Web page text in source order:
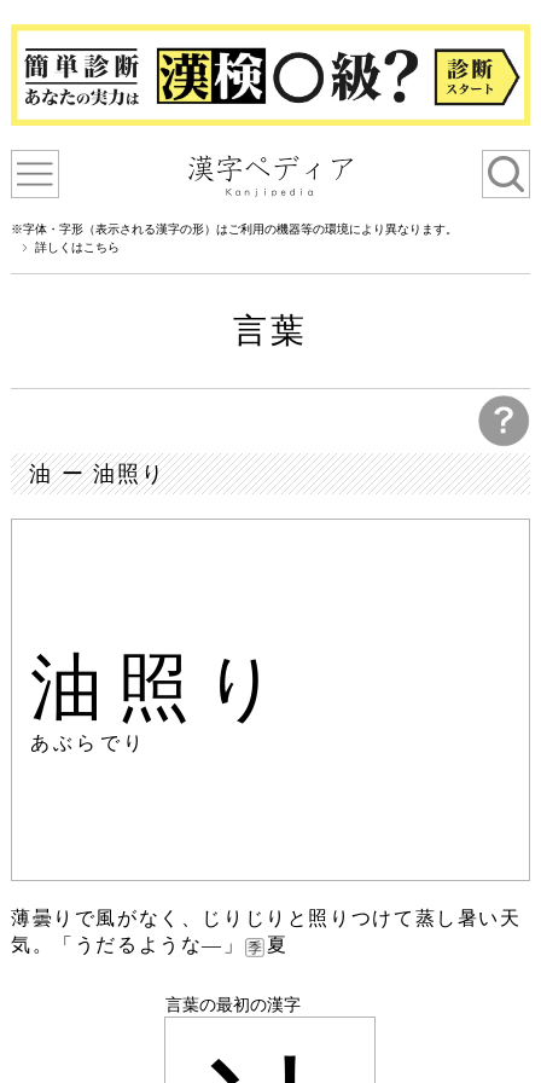
※字体・字形（表示される漢字の形）はご利用の機器等の環境により異なります。
詳しくはこちら
言葉
油 ー 油照り
油照り
あぶらでり
薄曇りで風がなく、じりじりと照りつけて蒸し暑い天
気。「うだるような―」
夏
言葉の最初の漢字